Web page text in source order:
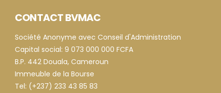
CONTACT BVMAC
Société Anonyme avec Conseil d'Administration
Capital social: 9 073 000 000 FCFA
B.P. 442 Douala, Cameroun
Immeuble de la Bourse
Tel: (+237) 233 43 85 83